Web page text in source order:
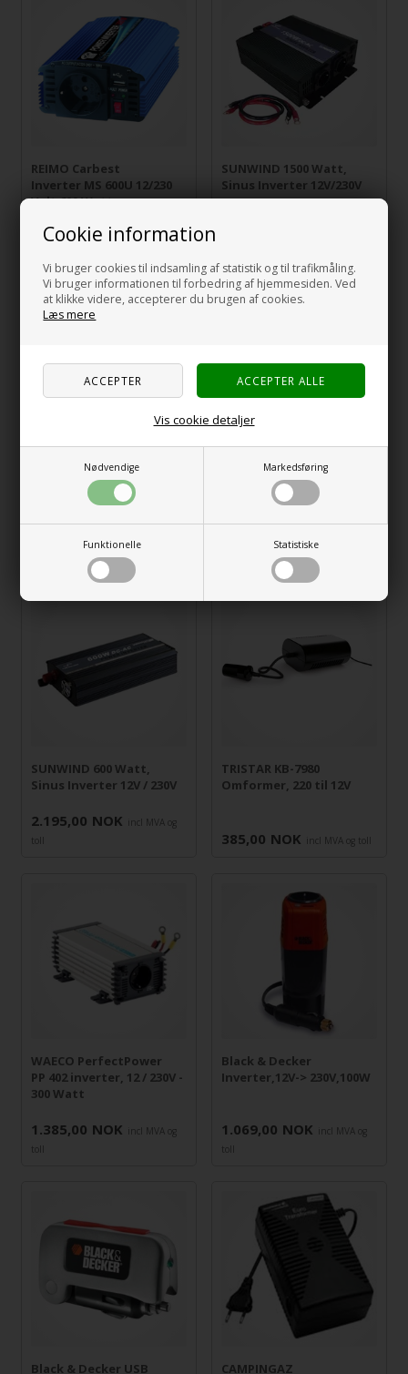
Cookie information
Vi bruger cookies til indsamling af statistik og til trafikmåling.
Vi bruger informationen til forbedring af hjemmesiden. Ved
at klikke videre, accepterer du brugen af cookies.
Læs mere
Nødvendige Markedsføring
Funktionelle Statistiske
Vis cookie detaljer
REIMO Carbest
Inverter MS 600U 12/230
Volt 600 Watt.
1.029,00 NOK incl MVA og
SUNWIND 1500 Watt,
Sinus Inverter 12V/230V
Nyhet
SUNWIND 2500 Watt,
Sinus Inverter 12V/230V
6.149,00 NOK
SUNWIND 300 Watt,
Sinus Inverter 12V / 230V
1.229,00 NOK
SUNWIND 600 Watt,
Sinus Inverter 12V / 230V
2.195,00 NOK
incl MVA og
toll
TRISTAR KB-7980
Omformer, 220 til 12V
385,00 NOK incl MVA og toll
WAECO PerfectPower
PP 402 inverter, 12 / 230V -
300 Watt
1.385,00 NOK
incl MVA og
toll
Black & Decker
Inverter,12V-> 230V,100W
1.069,00 NOK
incl MVA og
toll
Black & Decker USB CAMPINGAZ